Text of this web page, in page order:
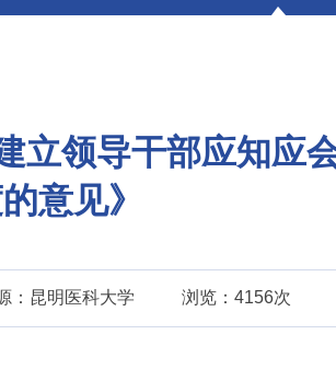
立领导干部应知应
意见》
：昆明医科大学 浏览：4156次